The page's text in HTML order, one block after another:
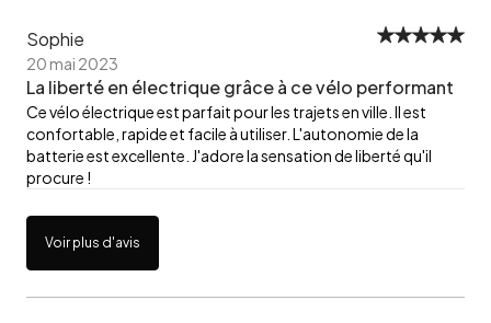
Sophie
20 mai 2023
La liberté en électrique grâce à ce vélo performant
Ce vélo électrique est parfait pour les trajets en ville. Il est
confortable, rapide et facile à utiliser. L'autonomie de la
batterie est excellente. J'adore la sensation de liberté qu'il
procure !
Voir plus d'avis